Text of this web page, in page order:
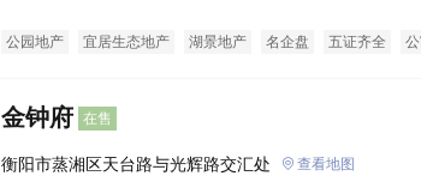
公园地产 宜居生态地产 湖景地产 名企盘 五证齐全
金钟府 在售
衡阳市蒸湘区天台路与光辉路交汇处 查看地图